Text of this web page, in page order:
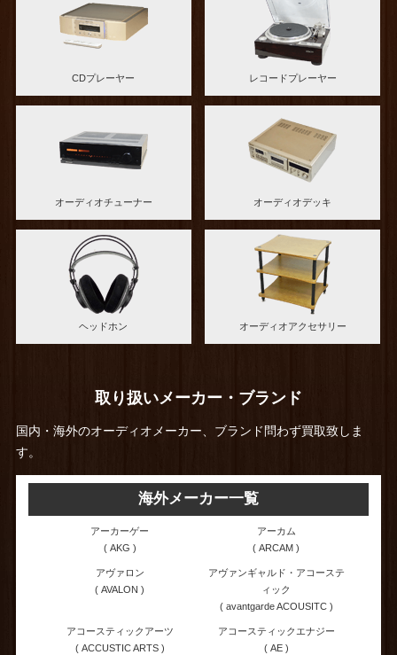
CDプレーヤー レコードプレーヤー
オーディオチューナー オーディオデッキ
ヘッドホン オーディオアクセサリー
取り扱いメーカー・ブランド
国内・海外のオーディオメーカー、ブランド問わず買取致しま
す。
海外メーカー一覧
アーカーゲー
( AKG )
アーカム
( ARCAM )
アヴァロン
( AVALON )
アヴァンギャルド・アコーステ
ィック
( avantgarde ACOUSITC )
アコースティックアーツ
( ACCUSTIC ARTS )
アコースティックエナジー
( AE )